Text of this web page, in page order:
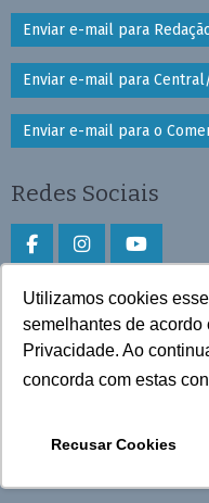
Utilizamos cookies
semelhantes de
Privacidade. Ao
concorda com estas
Recusar Cookies
Enviar e-mail para
Enviar e-mail para
Enviar e-mail para o
Redes Sociais
Faça download do
Play Store e App Store
Todos os direitos